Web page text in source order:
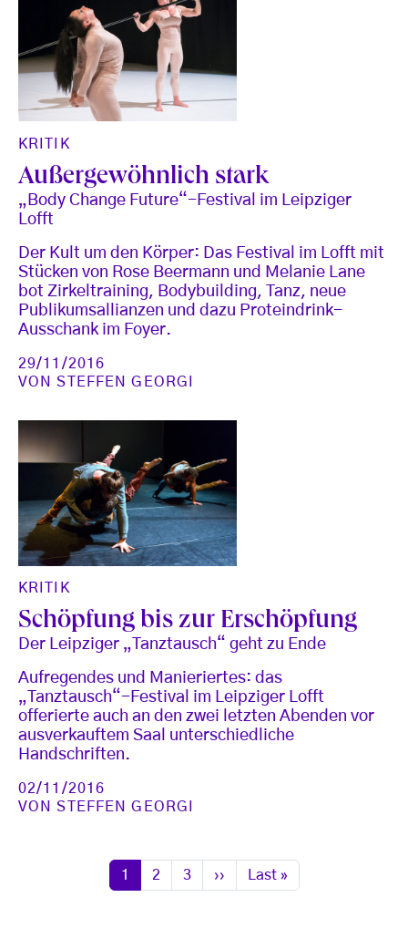
KRITIK
Außergewöhnlich stark
„Body Change Future“-Festival im Leipziger
Lofft
Der Kult um den Körper: Das Festival im Lofft mit
Stücken von Rose Beermann und Melanie Lane
bot Zirkeltraining, Bodybuilding, Tanz, neue
Publikumsallianzen und dazu Proteindrink-
Ausschank im Foyer.
29/11/2016
VONSTEFFEN GEORGI
KRITIK
Schöpfung bis zur Erschöpfung
Der Leipziger „Tanztausch“ geht zu Ende
Aufregendes und Manieriertes: das
„Tanztausch“-Festival im Leipziger Lofft
offerierte auch an den zwei letzten Abenden vor
ausverkauftem Saal unterschiedliche
Handschriften.
02/11/2016
VONSTEFFEN GEORGI
Seitennummerierung
Seite
1 Seite
2 Seite
3 Nächste Seite
›› Letzte Seite
Last »